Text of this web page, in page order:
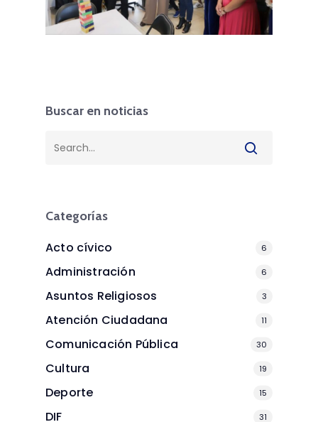
Buscar en noticias
Categorías
Acto cívico 6
Administración 6
Asuntos Religiosos 3
Atención Ciudadana 11
Comunicación Pública 30
Cultura 19
Deporte 15
DIF 31